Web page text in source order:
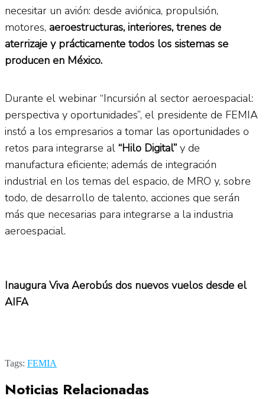
necesitar un avión: desde aviónica, propulsión,
motores, aeroestructuras, interiores, trenes de
aterrizaje y prácticamente todos los sistemas se
producen en México.
Durante el webinar “Incursión al sector aeroespacial:
perspectiva y oportunidades”, el presidente de FEMIA
instó a los empresarios a tomar las oportunidades o
retos para integrarse al “Hilo Digital” y de
manufactura eficiente; además de integración
industrial en los temas del espacio, de MRO y, sobre
todo, de desarrollo de talento, acciones que serán
más que necesarias para integrarse a la industria
aeroespacial.
Inaugura Viva Aerobús dos nuevos vuelos desde el
AIFA
Tags: FEMIA
Noticias Relacionadas